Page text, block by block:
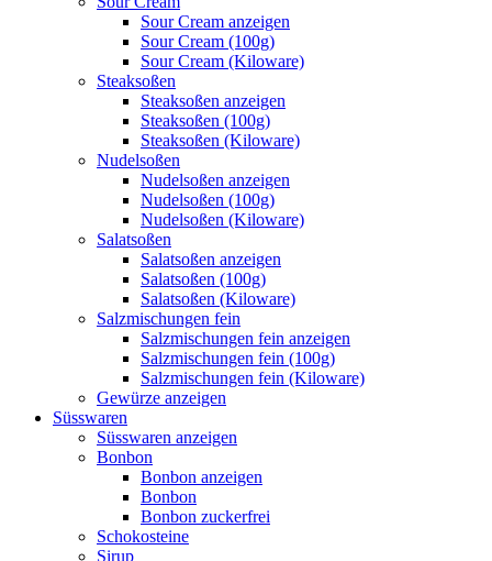
Sour Cream anzeigen
Sour Cream (100g)
Sour Cream (Kiloware)
Steaksoßen
Steaksoßen anzeigen
Steaksoßen (100g)
Steaksoßen (Kiloware)
Nudelsoßen
Nudelsoßen anzeigen
Nudelsoßen (100g)
Nudelsoßen (Kiloware)
Salatsoßen
Salatsoßen anzeigen
Salatsoßen (100g)
Salatsoßen (Kiloware)
Salzmischungen fein
Salzmischungen fein anzeigen
Salzmischungen fein (100g)
Salzmischungen fein (Kiloware)
Gewürze anzeigen
Süsswaren
Süsswaren anzeigen
Bonbon
Bonbon anzeigen
Bonbon
Bonbon zuckerfrei
Schokosteine
Sirup